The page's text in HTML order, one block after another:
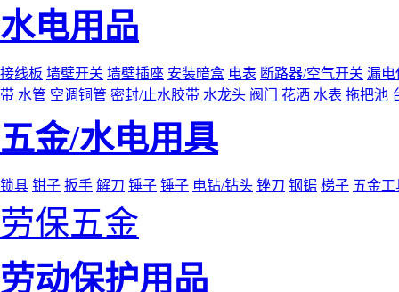
水电用品
接线板 墙壁开关 墙壁插座 安装暗盒 电表 断路器/空气开关 漏电
带 水管 空调铜管 密封/止水胶带 水龙头 阀门 花洒 水表 拖把池
五金/水电用具
锁具 钳子 扳手 解刀 锤子 锤子 电钻/钻头 锉刀 钢锯 梯子 五金
劳保五金
劳动保护用品